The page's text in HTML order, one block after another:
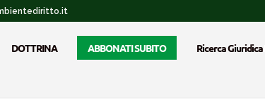
DOTTRINA ABBONATI SUBITO Ricerca